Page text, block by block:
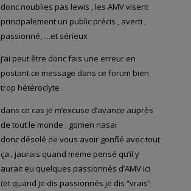
donc noublies pas lewis , les AMV visent
principalement un public précis , averti ,
passionné, …et sérieux
j’ai peut être donc fais une erreur en
postant ce message dans ce forum bien
trop hétéroclyte
dans ce cas je m’excuse d’avance auprès
de tout le monde , gomen nasai
donc désolé de vous avoir gonflé avec tout
ça , jaurais quand meme pensé qu’il y
aurait eu quelques passionnés d’AMV ici
(et quand je dis passionnés je dis “vrais”